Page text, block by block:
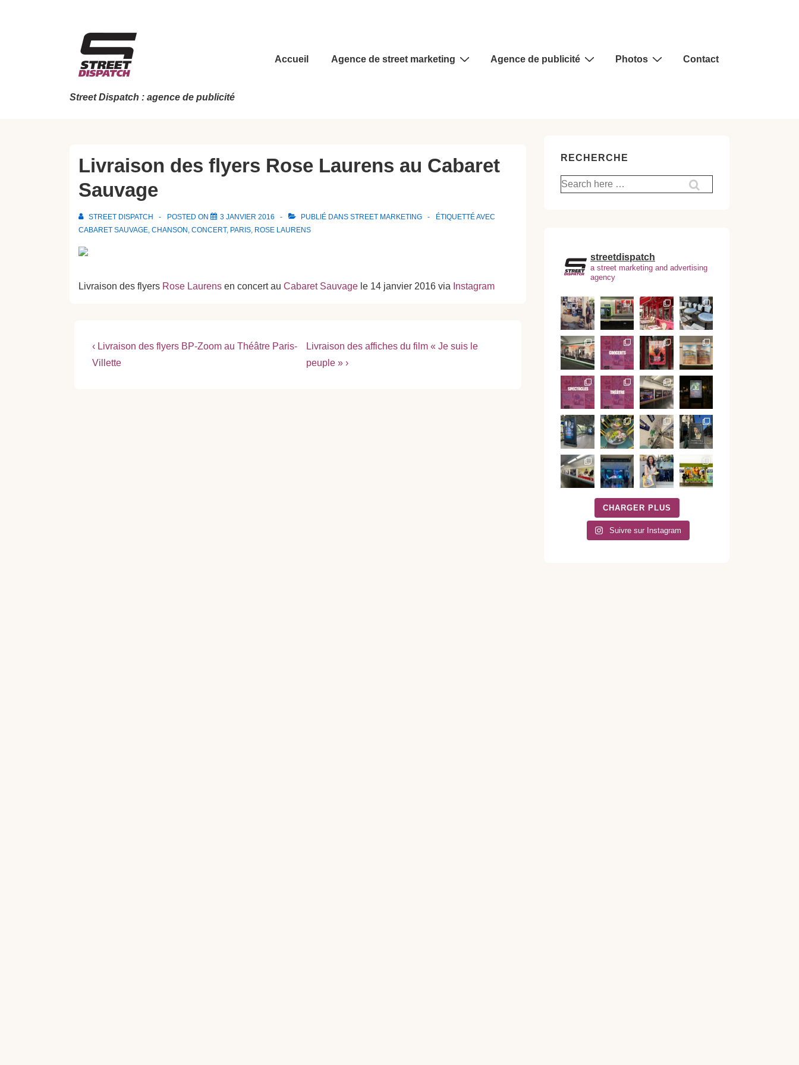
Street Dispatch : agence de publicité
Main
Accueil Agence de street marketing Agence de publicité Photos Contact
Livraison des flyers Rose Laurens au Cabaret
Sauvage
STREET DISPATCH POSTED ON 3 JANVIER 2016 PUBLIÉ DANS STREET MARKETING
ÉTIQUETTÉ AVEC
CABARET SAUVAGE, CHANSON , CONCERT, PARIS, ROSE LAURENS
Livraison des flyers Rose Laurens en concert au Cabaret Sauvage le 14 janvier 2016 via Instagram
Navigation
de
Previous
Post
‹ Livraison des flyers BP-Zoom au Théâtre Paris-
Villette
Next
Post
Livraison des affiches du film « Je suis le
peuple » ›
RECHERCHE
Recherche
pour:
streetdispatch
a street marketing and advertising
agency
CHARGER PLUS
Suivre sur Instagram